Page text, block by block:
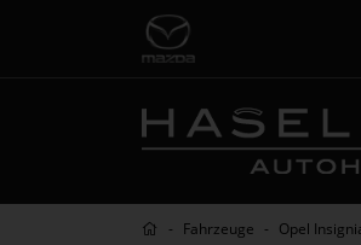
Fahrzeuge Opel